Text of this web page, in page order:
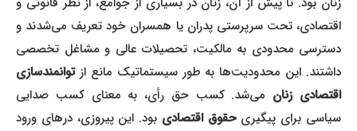
اقتصادی، تحت سرپرستی پدران یا همسران خود تعریف می‌شدند و
دسترسی محدودی به مالکیت، تحصیلات عالی و مشاغل تخصصی
داشتند. این محدودیت‌ها به طور سیستماتیک مانع ازتوانمندسازی
اقتصادی زنان می‌شد. کسب حق رأی، به معنای کسب صدایی
سیاسی برای پیگیریحقوق اقتصادی بود. این پیروزی، درهای ورود